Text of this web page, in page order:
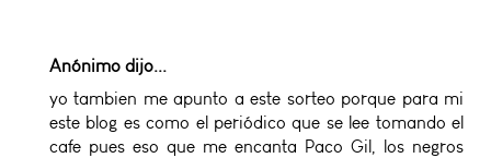
Anónimo dijo...
yo tambien me apunto a este sorteo porque para mi
este blog es como el periódico que se lee tomando el
cafe pues eso que me encanta Paco Gil, los negros